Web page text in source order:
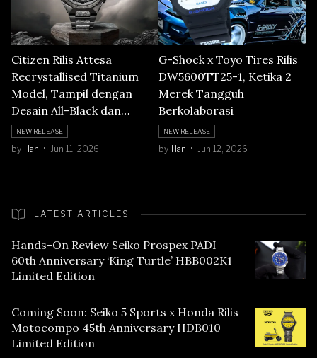
Citizen Rilis Attesa
Recrystallised Titanium
Model, Tampil dengan
Desain All-Black dan
Limited Edition
NEW RELEASE
by Han Jun 11, 2026
G-Shock x Toyo Tires Rilis
DW5600TT25-1, Ketika 2
Merek Tangguh
Berkolaborasi
NEW RELEASE
by Han Jun 12, 2026
LATEST ARTICLES
Hands-On Review Seiko Prospex PADI
60th Anniversary ‘King Turtle’ HBB002K1
Limited Edition
Coming Soon: Seiko 5 Sports x Honda Rilis
Motocompo 45th Anniversary HDB010
Limited Edition